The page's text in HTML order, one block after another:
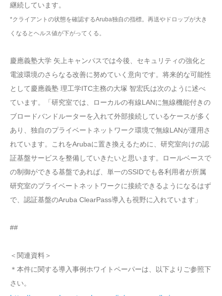
継続しています。
*クライアントの状態を確認するAruba独自の指標。再送やドロップが大き
くなるとヘルス値が下がってくる。
慶應義塾大学 矢上キャンパスでは今後、セキュリティの強化と
電波環境のさらなる改善に努めていく意向です。将来的な可能性
として慶應義塾 理工学ITC主務の大塚 智宏氏は次のように述べ
ています。「研究室では、ローカルの有線LANに無線機能付きの
ブロードバンドルーターを入れて外部接続しているケースが多く
あり、独自のプライベートネットワーク環境で無線LANが運用さ
れています。これをArubaに置き換えるために、研究室向けの認
証基盤サービスを整備していきたいと思います。ロールベースで
の制御ができる基盤であれば、単一のSSIDでも各利用者が所属
研究室のプライベートネットワークに接続できるようになるはず
で、認証基盤のAruba ClearPass導入も視野に入れています」
##
＜関連資料＞
＊本件に関する導入事例ホワイトペーパーは、以下よりご参照下
さい。